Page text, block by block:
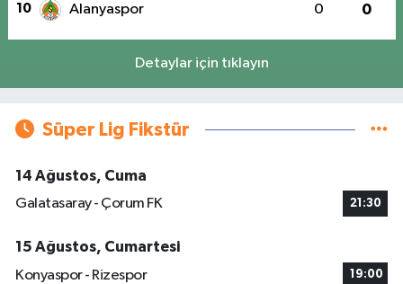
10 Alanyaspor 0 0
Detaylar için tıklayın
Süper Lig Fikstür
14 Ağustos, Cuma
Galatasaray - Çorum FK
21:30
15 Ağustos, Cumartesi
Konyaspor - Rizespor
19:00